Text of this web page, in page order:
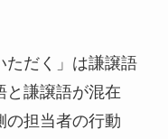
ただく」は謙譲語
と謙譲語が混在
の担当者の行動